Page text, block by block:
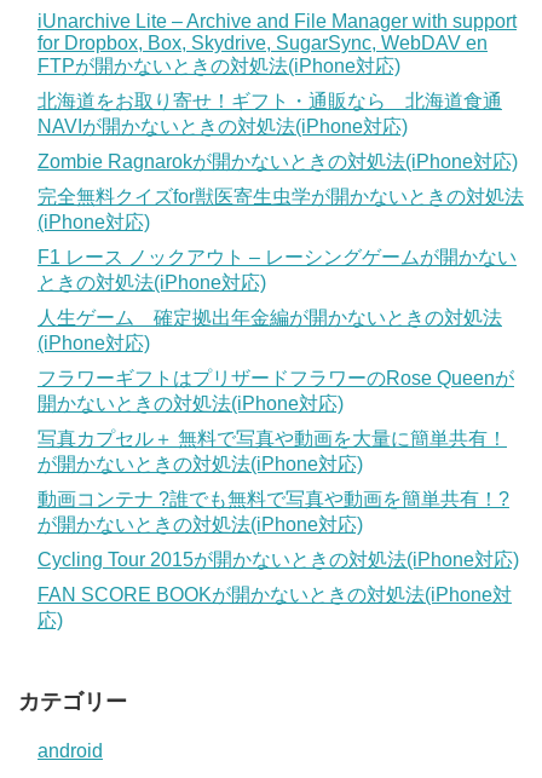
iUnarchive Lite – Archive and File Manager with support
for Dropbox, Box, Skydrive, SugarSync, WebDAV en
FTPが開かないときの対処法(iPhone対応)
北海道をお取り寄せ！ギフト・通販なら 北海道食通
NAVIが開かないときの対処法(iPhone対応)
Zombie Ragnarokが開かないときの対処法(iPhone対応)
完全無料クイズfor獣医寄生虫学が開かないときの対処法
(iPhone対応)
F1 レース ノックアウト – レーシングゲームが開かない
ときの対処法(iPhone対応)
人生ゲーム 確定拠出年金編が開かないときの対処法
(iPhone対応)
フラワーギフトはプリザードフラワーのRose Queenが
開かないときの対処法(iPhone対応)
写真カプセル＋ 無料で写真や動画を大量に簡単共有！
が開かないときの対処法(iPhone対応)
動画コンテナ ?誰でも無料で写真や動画を簡単共有！?
が開かないときの対処法(iPhone対応)
Cycling Tour 2015が開かないときの対処法(iPhone対応)
FAN SCORE BOOKが開かないときの対処法(iPhone対
応)
カテゴリー
android